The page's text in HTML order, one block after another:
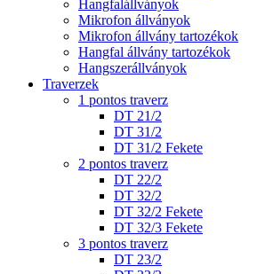
Hangfalállványok
Mikrofon állványok
Mikrofon állvány tartozékok
Hangfal állvány tartozékok
Hangszerállványok
Traverzek
1 pontos traverz
DT 21/2
DT 31/2
DT 31/2 Fekete
2 pontos traverz
DT 22/2
DT 32/2
DT 32/2 Fekete
DT 32/3 Fekete
3 pontos traverz
DT 23/2